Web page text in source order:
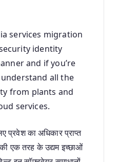
services migration
identity
and if you’re
all the
from plants and
services.
प्रवेश का अधिकार प्राप्त
एक तरह के उद्यम इच्छाओं